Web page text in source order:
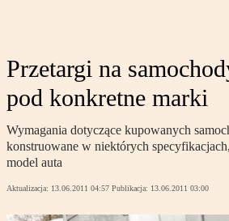
Przetargi na
pod konkretne marki
Wymagania dotyczące kupowanych
konstruowane w niektórych
model auta
Aktualizacja: 13.06.2011 04:57 Publikacja: 13.06.2011 03:00